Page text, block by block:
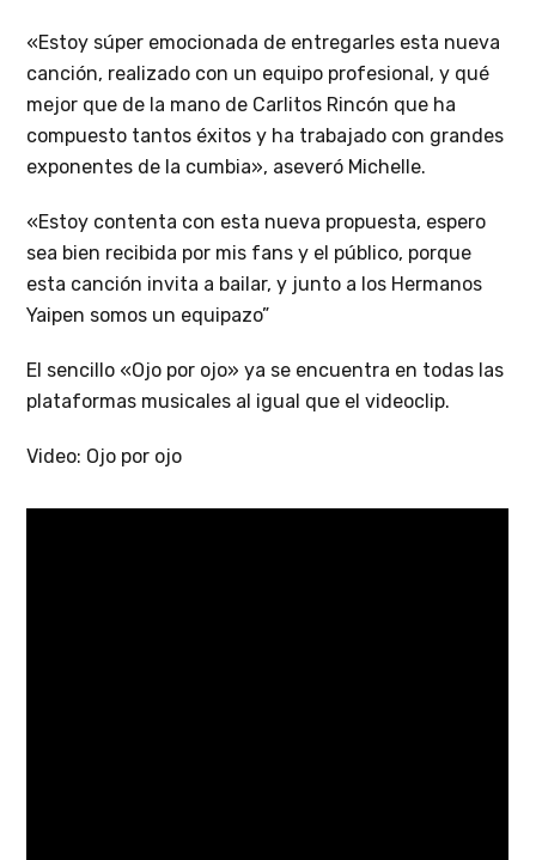
«Estoy súper emocionada de entregarles esta nueva
canción, realizado con un equipo profesional, y qué
mejor que de la mano de Carlitos Rincón que ha
compuesto tantos éxitos y ha trabajado con grandes
exponentes de la cumbia», aseveró Michelle.
«Estoy contenta con esta nueva propuesta, espero
sea bien recibida por mis fans y el público, porque
esta canción invita a bailar, y junto a los Hermanos
Yaipen somos un equipazo”
El sencillo «Ojo por ojo» ya se encuentra en todas las
plataformas musicales al igual que el videoclip.
Video: Ojo por ojo